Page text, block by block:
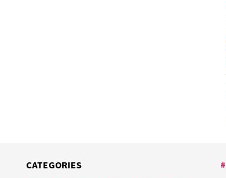
CATEGORIES